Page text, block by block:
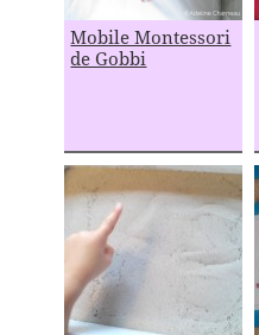
Mobile Montessori
de Gobbi